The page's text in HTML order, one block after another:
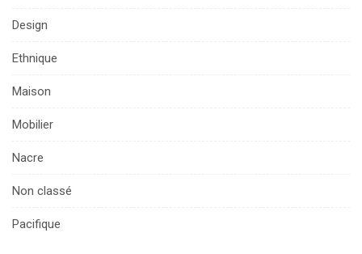
Design
Ethnique
Maison
Mobilier
Nacre
Non classé
Pacifique